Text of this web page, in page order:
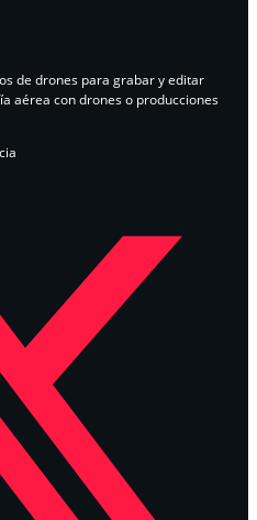
de drones para grabar y editar
aérea con drones o producciones